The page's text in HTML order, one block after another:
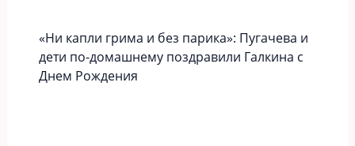
«Ни капли грима и без парика»: Пугачева и
дети по-домашнему поздравили Галкина с
Днем Рождения